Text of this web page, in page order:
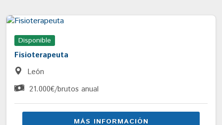
Disponible
Fisioterapeuta
León
21.000€/brutos anual
MÁS INFORMACIÓN